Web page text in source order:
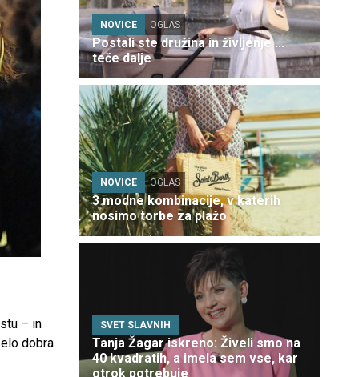
– in
dobra
NOVICE OGLAS
Postali ste družina in življenje ...
teče dalje
NOVICE OGLAS
3 modne kombinacije, v katerih
nosimo torbe za plažo
SVET SLAVNIH
Tanja Žagar iskreno: Živeli smo na
40 kvadratih, a imela sem vse, kar
otrok potrebuje